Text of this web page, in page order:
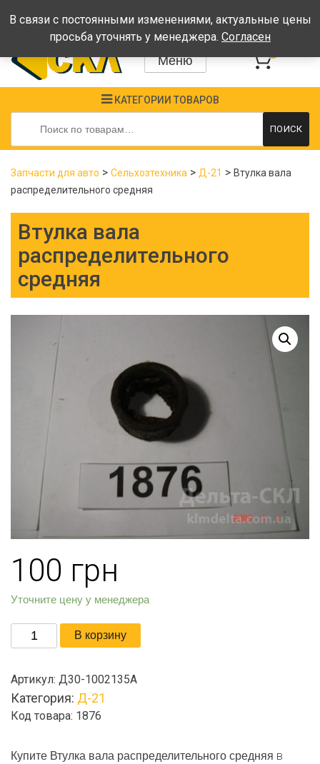
Время работы: Пн-Пт: 08:00-17:00, Сб-Вс - выходные
Меню
КАТЕГОРИИ ТОВАРОВ
Искать:
ПОИСК
Запчасти для авто > Сельхозтехника > Д-21 > Втулка вала
распределительного средняя
Втулка вала
распределительного
средняя
100 грн
Уточните цену у менеджера
Количество
товара
вала
распределительного
средняя
В корзину
Артикул: Д30-1002135А
Категория: Д-21
Код товара: 1876
Купите Втулка вала распределительного средняя в
В связи с постоянными изменениями, актуальные цены
просьба уточнять у менеджера. Согласен